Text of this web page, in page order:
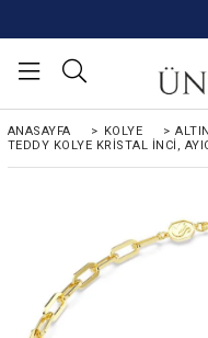
ANASAYFA > KOLYE >
TEDDY KOLYE KRISTAL INCI,